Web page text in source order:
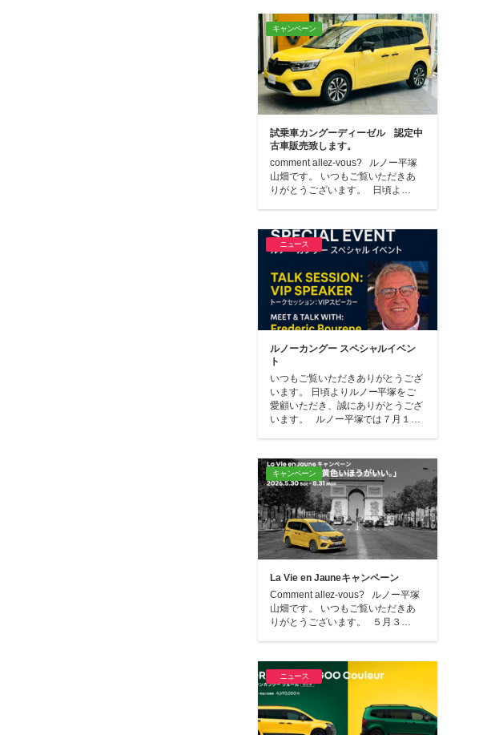
キャンペーン
試乗車カングーディーゼル 認定中
古車販売致します。
comment allez-vous? ルノー平塚
山畑です。 いつもご覧いただきあ
りがとうございます。 日頃よ…
ニュース
ルノーカングー スペシャルイベン
ト
いつもご覧いただきありがとうござ
います。 日頃よりルノー平塚をご
愛顧いただき、誠にありがとうござ
います。 ルノー平塚では７月１…
キャンペーン
La Vie en Jauneキャンペーン
Comment allez-vous? ルノー平塚
山畑です。 いつもご覧いただきあ
りがとうございます。 ５月３…
ニュース